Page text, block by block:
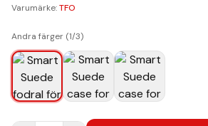
Varumärke:TFO
Andra färger (1/3)